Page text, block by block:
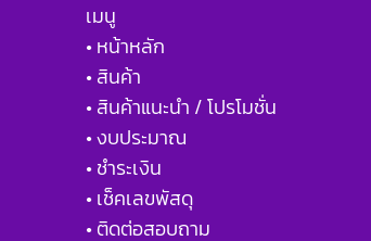
เมนู
• หน้าหลัก
• สินค้า
• สินค้าแนะนำ / โปรโมชั่น
• งบประมาณ
• ชำระเงิน
• เช็คเลขพัสดุ
• ติดต่อสอบถาม